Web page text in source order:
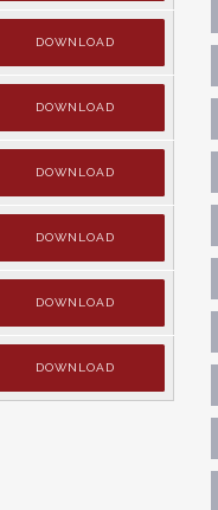
DOWNLOAD
DOWNLOAD
DOWNLOAD
DOWNLOAD
DOWNLOAD
DOWNLOAD